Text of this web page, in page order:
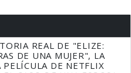
REAL DE "ELIZE:
DE UNA MUJER", LA
PELÍCULA DE NETFLIX